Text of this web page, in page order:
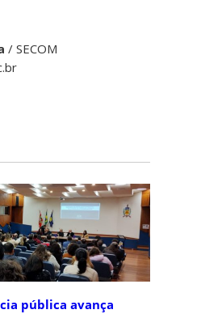
/ SECOM
pública avança